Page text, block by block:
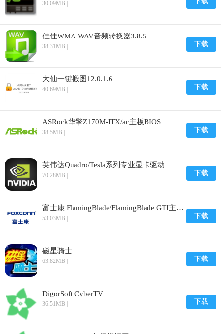
30.09MB |
佳佳WMA WAV音频转换器3.8.5
38.31MB | 下载
大仙一键搬图12.0.1.6
40.69MB | 下载
ASRock华擎Z170M-ITX/ac主板BIOS
38.5MB | 下载
英伟达Quadro/Tesla系列专业显卡驱动
70.28MB | 下载
富士康 FlamingBlade/FlamingBlade GTI主板BIOS
53.03MB | 下载
磁星骑士
63.82MB | 下载
DigorSoft CyberTV
36.51MB | 下载